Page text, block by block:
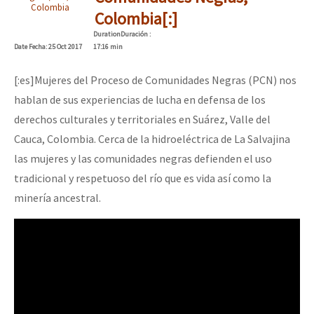
Mundo
AutonomÍa y Resistencia
Megaproyectos
Migración
Mujeres
Niñxs
[CDMX – 20 julio] Jornadas globales por la libertad de Jesús
“Sonhando a Terra do Bem Virá” se publica no Estado Espanhol
Colombia
Colombia[:]
DateFecha: 25 Oct 2017
DurationDuración:
17:16 min
[:es]Mujeres del Proceso de Comunidades Negras (PCN) nos
hablan de sus experiencias de lucha en defensa de los
derechos culturales y territoriales en Suárez, Valle del
Cauca, Colombia. Cerca de la hidroeléctrica de La Salvajina
las mujeres y las comunidades negras defienden el uso
tradicional y respetuoso del río que es vida así como la
minería ancestral.